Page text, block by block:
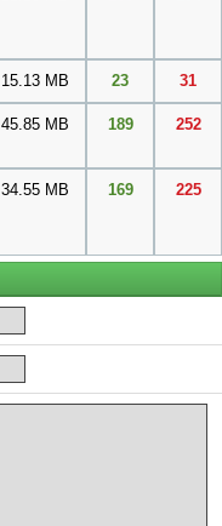
15.13 MB 23 31
45.85 MB 189 252
34.55 MB 169 225